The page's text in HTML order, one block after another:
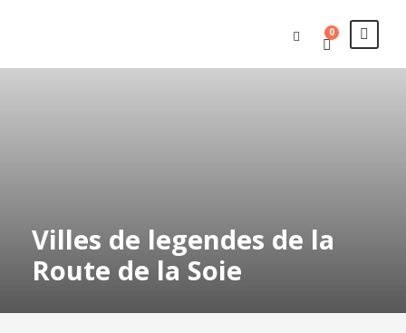
0
Villes de legendes de la
Route de la Soie